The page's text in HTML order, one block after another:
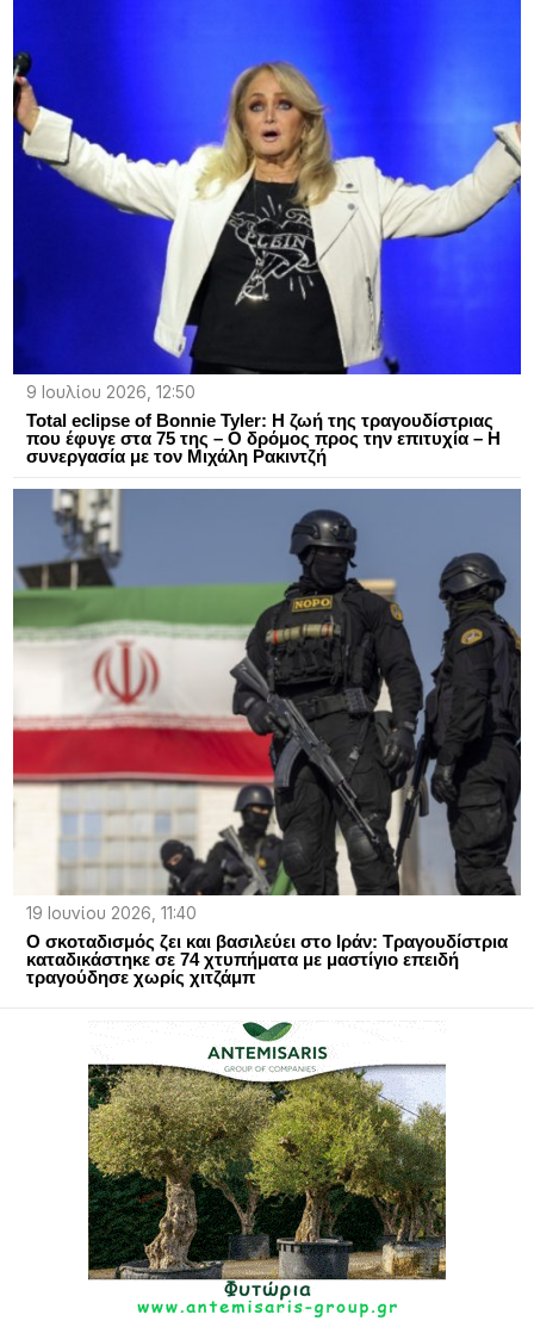
9 Ιουλίου 2026, 12:50
Total eclipse of Bonnie Tyler: Η ζωή της τραγουδίστριας
που έφυγε στα 75 της – Ο δρόμος προς την επιτυχία – Η
συνεργασία με τον Μιχάλη Ρακιντζή
19 Ιουνίου 2026, 11:40
Ο σκοταδισμός ζει και βασιλεύει στο Ιράν: Τραγουδίστρια
καταδικάστηκε σε 74 χτυπήματα με μαστίγιο επειδή
τραγούδησε χωρίς χιτζάμπ